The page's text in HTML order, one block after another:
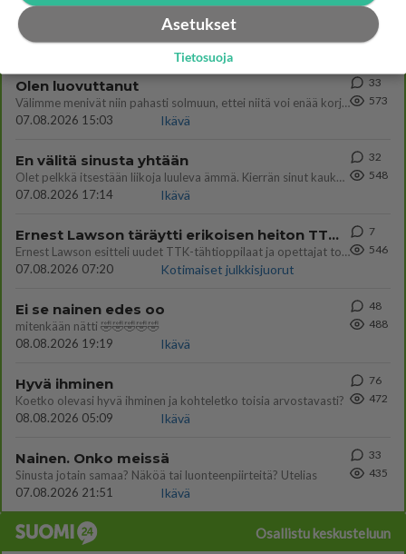
Iäkäs Jämsäläinen mies kuoli poliisiautoon matkalla Jyväskylän putkaan
07.08.2026 12:07
Jämsä
49
646
Olen luovuttanut
Välimme menivät niin pahasti solmuun, ettei niitä voi enää korjata. On aika jatkaa elämässä eteenpäin. Toivon sulle kaik
07.08.2026 15:03
Ikävä
33
573
En välitä sinusta yhtään
Olet pelkkä itsestään liikoja luuleva ämmä. Kierrän sinut kaukaa nyt ja aina. Olit mulle pelkkä lelu vaan.
07.08.2026 17:14
Ikävä
32
548
Ernest Lawson täräytti erikoisen heiton TTK-lehdistötilaisuudessa: " Onko tässä tarkoituksena...?"
Ernest Lawson esitteli uudet TTK-tähtioppilaat ja opettajat torstaina 6.8. lehdistölle. Tulevalla kaudella on yksi hausk
07.08.2026 07:20
Kotimaiset julkkisjuorut
7
546
Ei se nainen edes oo
mitenkään nätti 🤣🤣🤣🤣🤣
08.08.2026 19:19
Ikävä
48
488
Hyvä ihminen
Koetko olevasi hyvä ihminen ja kohteletko toisia arvostavasti?
08.08.2026 05:09
Ikävä
76
472
Nainen. Onko meissä
Sinusta jotain samaa? Näköä tai luonteenpiirteitä? Utelias
07.08.2026 21:51
Ikävä
33
435
Osallistu keskusteluun
Asetukset
Tietosuoja